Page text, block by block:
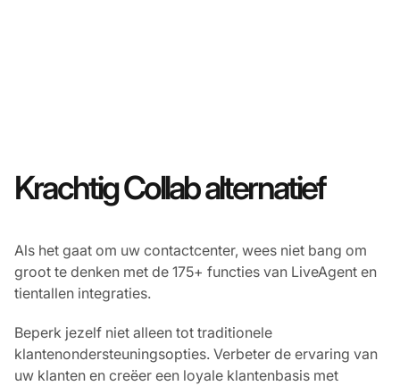
Krachtig Collab alternatief
Als het gaat om uw contactcenter, wees niet bang om
groot te denken met de 175+ functies van LiveAgent en
tientallen integraties.
Beperk jezelf niet alleen tot traditionele
klantenondersteuningsopties. Verbeter de ervaring van
uw klanten en creëer een loyale klantenbasis met